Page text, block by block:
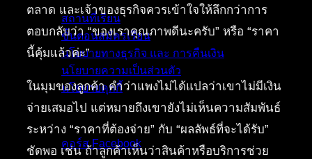
สถานที่เรียน
ขั้นตอนสมัครเรียน
นโยบายทางธุรกิจ และ การคืนเงิน
นโยบายความเป็นส่วนตัว
นโยบายคุกกี้
คอร์สทั้งหมด
คอร์ส Facebook
ตลาด และเจ้าของธุรกิจควรเข้าใจให้ลึกกว่าการ
ตอบกลับว่า “ของเราคุณภาพดีนะครับ” หรือ “ราคา
นี้คุ้มแล้วค่ะ”
ในมุมของลูกค้า คำว่าแพงไม่ได้แปลว่าเขาไม่มีเงิน
จ่ายเสมอไป แต่หมายถึงเขายังไม่เห็นความสัมพันธ์
ระหว่าง “ราคาที่ต้องจ่าย” กับ “ผลลัพธ์ที่จะได้รับ”
ชัดพอ เช่น ถ้าลูกค้าเห็นว่าสินค้าหรือบริการช่วย